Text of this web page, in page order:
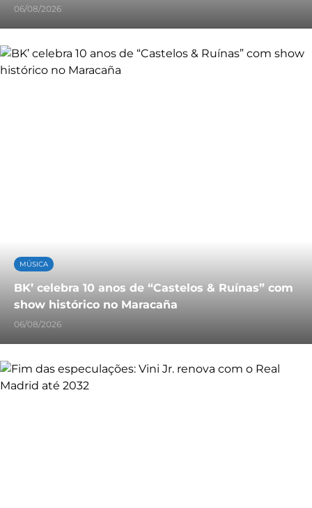
06/08/2026
MÚSICA
BK’ celebra 10 anos de “Castelos & Ruínas” com
show histórico no Maracaña
06/08/2026